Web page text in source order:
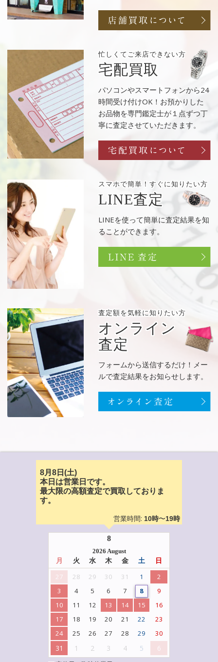
忙しくてご来店できない方
宅配買取
パソコンやスマートフォンから24
時間受け付けOK！お預かりした
お品物を専門鑑定士が１点ずつ丁
寧に査定させていただきます。
スマホで簡単！ すぐに知りたい方
LINE査定
LINEを使って簡単に査定結果を知
ることができます。
査定額を気軽に知りたい方
オンライン
査定
フォームから送信するだけ！メー
ルで査定結果をお知らせします。
8月8日(土)
本日は営業日です。
最大限の高額査定で買取しておりま
す。
営業時間: 10時〜19時
8
2026 August
月
火 水 木 金 土 日
27 28 29 30 31 1
2
3
4 5 6 7 8
9
10
11 12 13 14 15
16
17
18 19 20 21 22
23
24
25 26 27 28 29 30
31 1 2 3 4 5 6